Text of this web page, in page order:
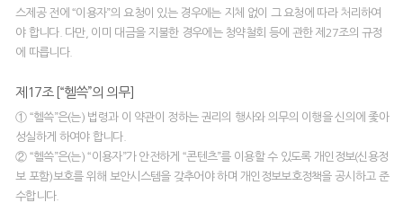
스제공 전에 “이용자”의 요청이 있는 경우에는 지체 없이 그 요청에 따라 처리하여
야 합니다. 다만, 이미 대금을 지불한 경우에는 청약철회 등에 관한 제27조의 규정
에 따릅니다.
제17조 [“헬쓱”의 의무]
① “헬쓱”은(는) 법령과 이 약관이 정하는 권리의 행사와 의무의 이행을 신의에 좇아
성실하게 하여야 합니다.
② “헬쓱”은(는) “이용자”가 안전하게 “콘텐츠”를 이용할 수 있도록 개인정보(신용정
보 포함)보호를 위해 보안시스템을 갖추어야 하며 개인정보보호정책을 공시하고 준
수합니다.